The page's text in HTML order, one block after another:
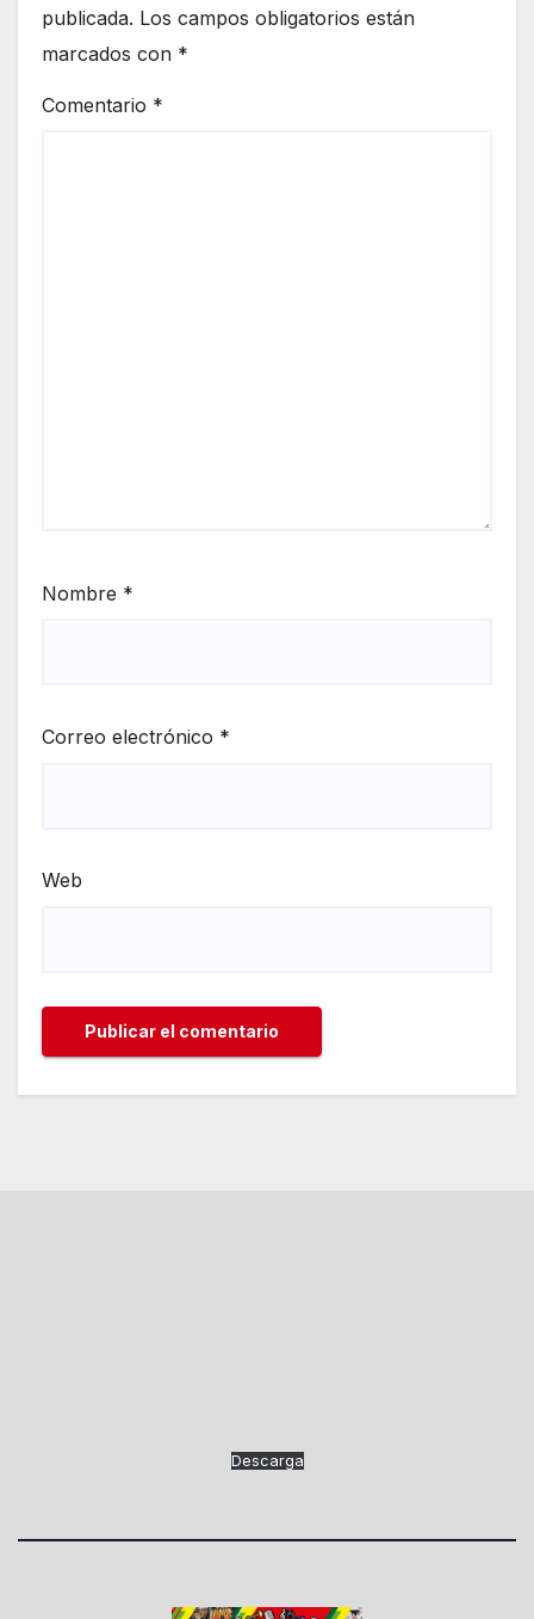
publicada. Los campos obligatorios están
marcados con *
Comentario *
Nombre *
Correo electrónico *
Web
Descarga